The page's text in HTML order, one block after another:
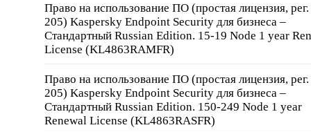
Право на использование ПО (простая лицензия,
205) Kaspersky Endpoint Security для бизнеса –
Стандартный Russian Edition. 15-19 Node 1 year
License (KL4863RAMFR)
Право на использование ПО (простая лицензия,
205) Kaspersky Endpoint Security для бизнеса –
Стандартный Russian Edition. 150-249 Node 1 year
Renewal License (KL4863RASFR)